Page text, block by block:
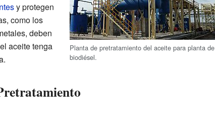
Planta de pretratamiento del aceite para planta de
biodiésel.
y protegen
como los
deben
aceite tenga